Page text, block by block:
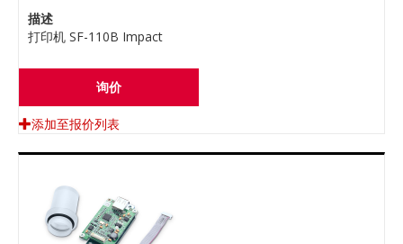
描述
打印机 SF-110B Impact
询价
添加至报价列表